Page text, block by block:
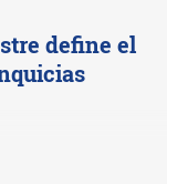
define el